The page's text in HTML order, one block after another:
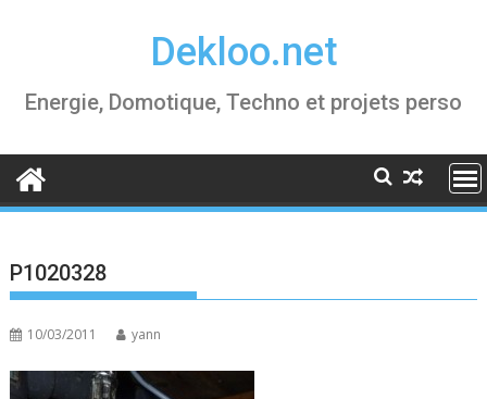
Dekloo.net
Energie, Domotique, Techno et projets perso
P1020328
10/03/2011 yann